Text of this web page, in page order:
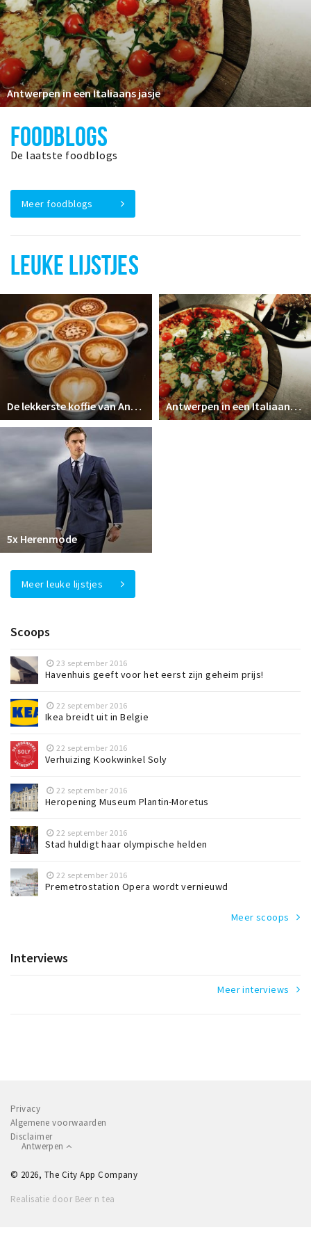
Antwerpen in een Italiaans jasje
FOODBLOGS
De laatste foodblogs
Meer foodblogs
LEUKE LIJSTJES
De lekkerste koffie van Antwerpen drink je bij... Antwerpen in een Italiaans jasje
5x Herenmode
Meer leuke lijstjes
Scoops
23 september 2016
Havenhuis geeft voor het eerst zijn geheim prijs!
22 september 2016
Ikea breidt uit in Belgie
22 september 2016
Verhuizing Kookwinkel Soly
22 september 2016
Heropening Museum Plantin-Moretus
22 september 2016
Stad huldigt haar olympische helden
22 september 2016
Premetrostation Opera wordt vernieuwd
Meer scoops
Interviews
Meer interviews
Privacy
Algemene voorwaarden
Disclaimer
Antwerpen
© 2026, The City App Company
Realisatie door Beer n tea